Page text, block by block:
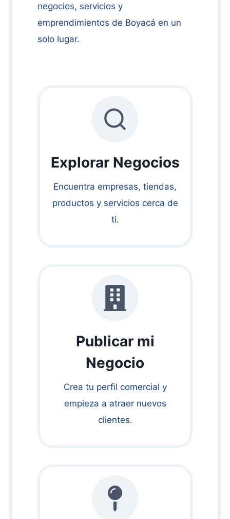
negocios, servicios y
emprendimientos de Boyacá en un
solo lugar.
Explorar Negocios
Encuentra empresas, tiendas,
productos y servicios cerca de
ti.
Publicar mi
Negocio
Crea tu perfil comercial y
empieza a atraer nuevos
clientes.